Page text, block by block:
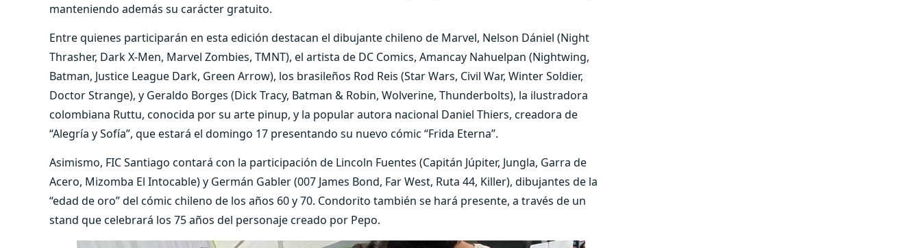
manteniendo además su carácter gratuito.
Entre quienes participarán en esta edición destacan el dibujante chileno de Marvel, Nelson Dániel (Night
Thrasher, Dark X-Men, Marvel Zombies, TMNT), el artista de DC Comics, Amancay Nahuelpan (Nightwing,
Batman, Justice League Dark, Green Arrow), los brasileños Rod Reis (Star Wars, Civil War, Winter Soldier,
Doctor Strange), y Geraldo Borges (Dick Tracy, Batman & Robin, Wolverine, Thunderbolts), la ilustradora
colombiana Ruttu, conocida por su arte pinup, y la popular autora nacional Daniel Thiers, creadora de
“Alegría y Sofía”, que estará el domingo 17 presentando su nuevo cómic “Frida Eterna”.
Asimismo, FIC Santiago contará con la participación de Lincoln Fuentes (Capitán Júpiter, Jungla, Garra de
Acero, Mizomba El Intocable) y Germán Gabler (007 James Bond, Far West, Ruta 44, Killer), dibujantes de la
“edad de oro” del cómic chileno de los años 60 y 70. Condorito también se hará presente, a través de un
stand que celebrará los 75 años del personaje creado por Pepo.